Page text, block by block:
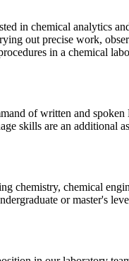
in chemical analytics
out precise work,
in a chemical
of written and spoken
skills are an additional
chemistry, chemical
or master's